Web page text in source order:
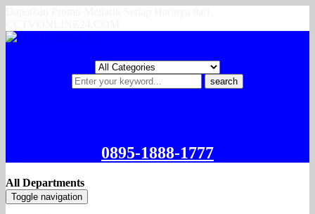
search
0895-1888-1777
All Departments
Toggle navigation